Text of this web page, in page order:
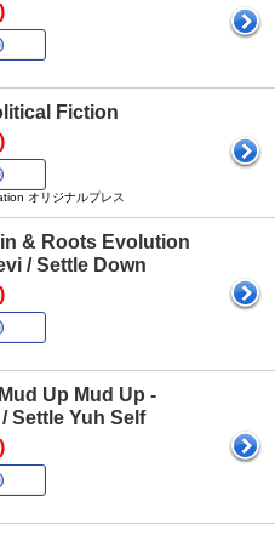
Fiction
オリジナルプレス
& Roots Evolution
/ Settle Down
Up Mud Up -
Settle Yuh Self